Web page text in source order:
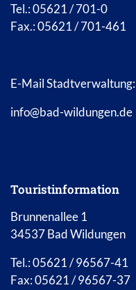
Tel.: 05621 / 701-0
Fax.: 05621 / 701-461
E-Mail Stadtverwaltung:
info@bad-wildungen.de
Touristinformation
Brunnenallee 1
34537 Bad Wildungen
Tel.: 05621 / 96567-41
Fax: 05621 / 96567-37